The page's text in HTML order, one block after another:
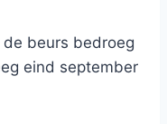
beurs bedroeg
eind september